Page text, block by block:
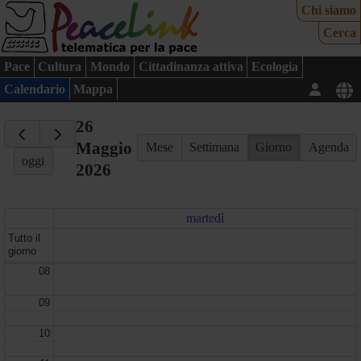
Chi siamo
Cerca
Pace Cultura Mondo Cittadinanza attiva
Ecologia
Calendario
Mappa
oggi
26
Maggio
2026
Mese Settimana Giorno Agenda
martedì
Tutto il
giorno
08
09
10